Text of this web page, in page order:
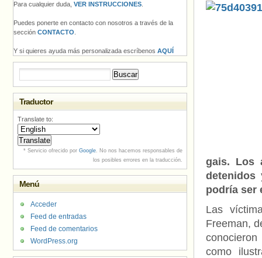
gais. Los
detenidos
podría ser
Las
Freeman,
como
Para cualquier duda, VER INSTRUCCIONES
Puedes ponerte en contacto con nosotros a través de la
sección CONTACTO
Y si quieres ayuda más personalizada escríbenos AQUÍ
Traductor
Translate to:
* Servicio ofrecido por Google. No nos hacemos responsables de
los posibles errores en la traducción.
Menú
Acceder
Feed de entradas
Feed de comentarios
WordPress.org